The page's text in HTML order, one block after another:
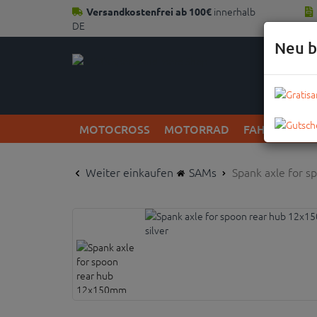
Versandkostenfrei ab 100€ innerhalb
DE
MOTOCROSS MOTORRAD FAHRRAD
Weiter einkaufen SAMs Spank axle for
Neu